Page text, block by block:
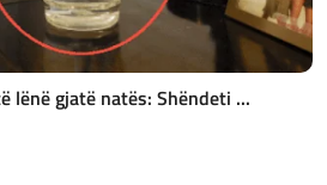
lënë gjatë natës: Shëndeti ...